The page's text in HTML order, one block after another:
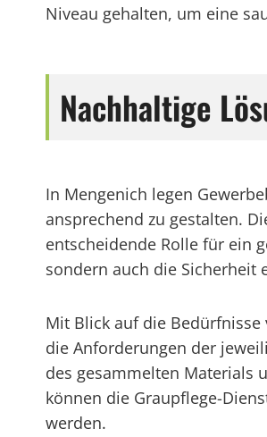
Niveau gehalten, um eine
Nachhaltige
In Mengenich legen
ansprechend zu gestalten.
entscheidende Rolle für ein
sondern auch die Sicherheit
Mit Blick auf die
die Anforderungen der
des gesammelten Materials
können die Graupflege-
werden.